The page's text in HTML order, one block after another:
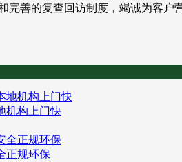
完善的复查回访制度，竭诚为客户
机构上门快
正规环保